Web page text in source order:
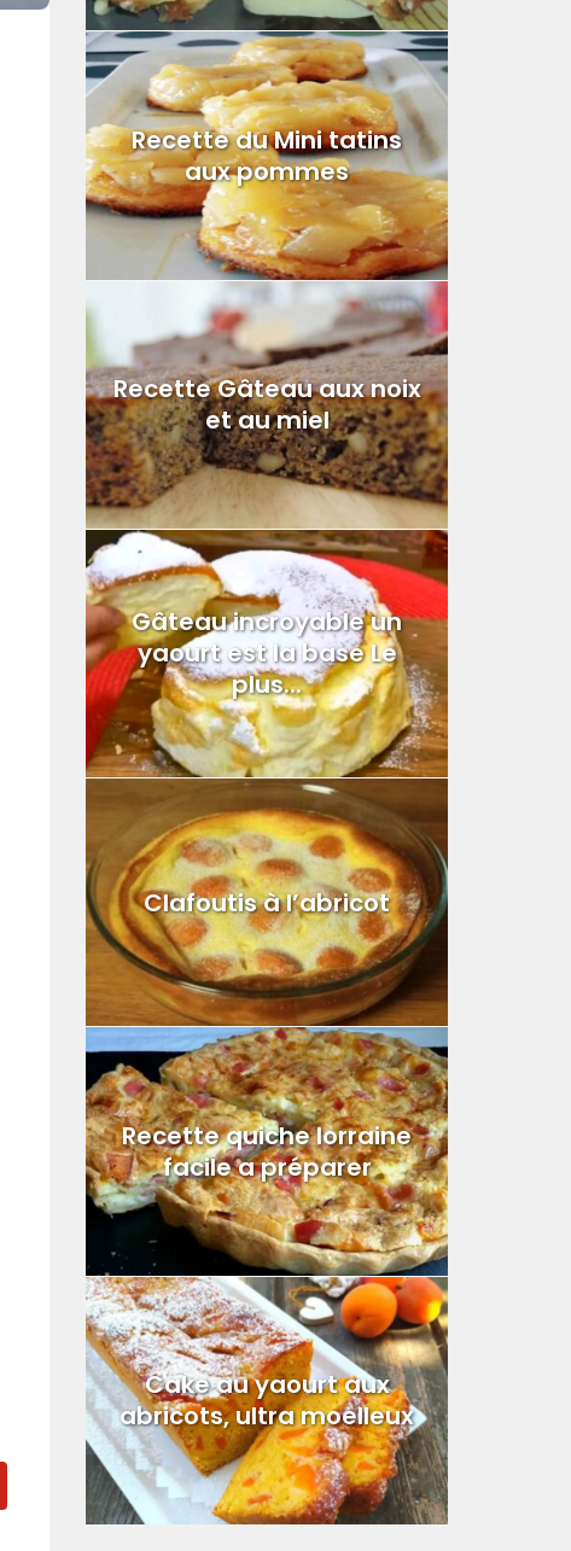
Recette du Mini tatins
aux pommes
Recette Gâteau aux noix
et au miel
Gâteau incroyable un
yaourt est la base Le
plus...
Clafoutis à l’abricot
Recette quiche lorraine
facile a préparer
Cake au yaourt aux
abricots, ultra moelleux